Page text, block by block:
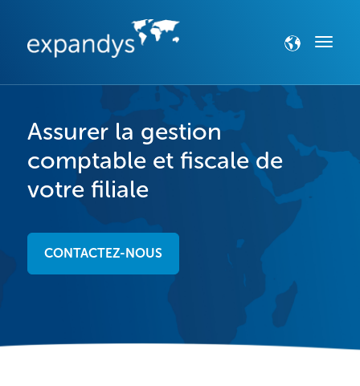
Assurer la gestion
comptable et fiscale de
votre filiale
CONTACTEZ-NOUS